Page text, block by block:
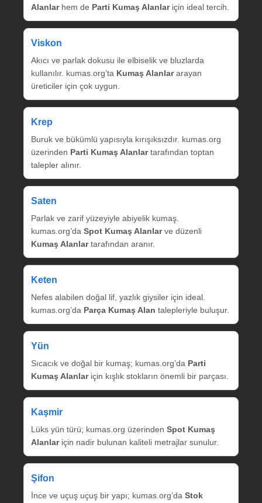
Alanlarhem de Parti Kumaş Alanlariçin ideal tercih.
Viskon
Akıcı ve parlak dokusu ile elbiselik ve bluzlarda
kullanılır. kumas.org’ta Kumaş Alanlararayan
üreticiler için çok uygun.
Krep
Buruk ve bükümlü yapısıyla kırışıksızdır. kumas.org
üzerinden Parti Kumaş Alanlartarafından toptan
talepler alınır.
Saten
Parlak ve zarif yüzeyiyle abiyelik kumaş.
kumas.org’da Spot Kumaş Alanlarve düzenli
Kumaş Alanlartarafından aranır.
Keten
Nefes alabilen doğal lif, yazlık giysiler için ideal.
kumas.org’da Parça Kumaş Alan talepleriyle buluşur.
Yün
Sıcacık ve doğal bir kumaş; kumas.org’da Parti
Kumaş Alanlariçin kışlık stokların önemli bir parçası.
Kaşmir
Lüks yün türü; kumas.org üzerinden Spot Kumaş
Alanlariçin nadir bulunan kaliteli metrajlar sunulur.
Şifon
İnce ve uçuş uçuş bir yapı; kumas.org’da Stok